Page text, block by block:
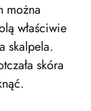
można
właściwie
skalpela.
skóra